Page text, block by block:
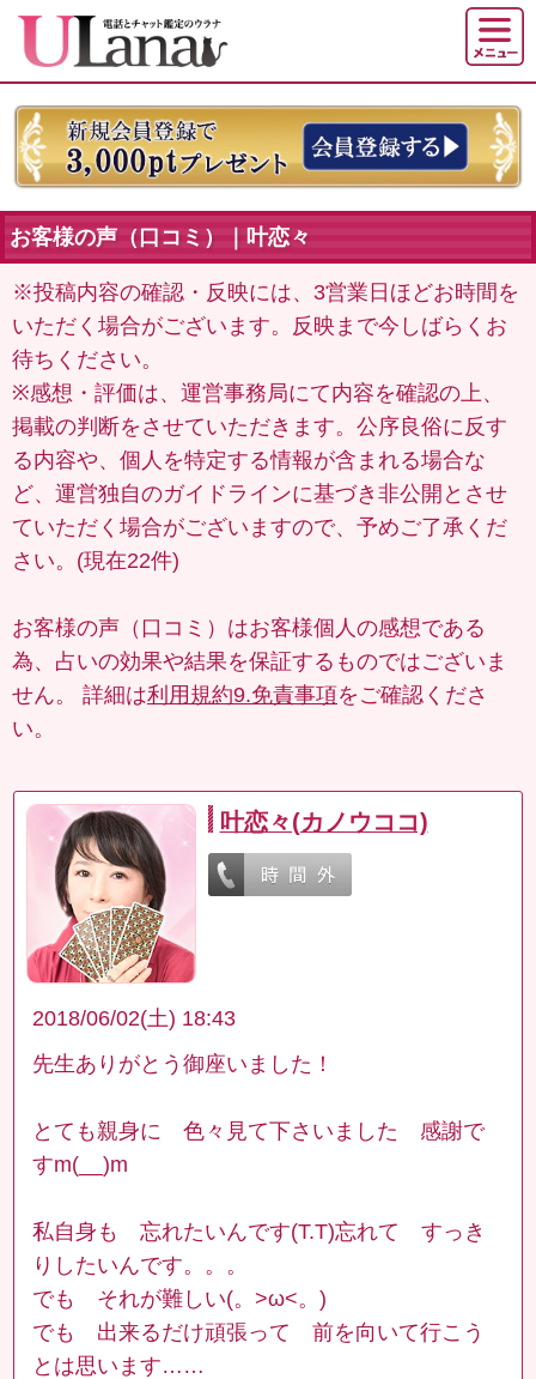
お客様の声（口コミ）｜叶恋々
※投稿内容の確認・反映には、3営業日ほどお時間を
いただく場合がございます。反映まで今しばらくお
待ちください。
※感想・評価は、運営事務局にて内容を確認の上、
掲載の判断をさせていただきます。公序良俗に反す
る内容や、個人を特定する情報が含まれる場合な
ど、運営独自のガイドラインに基づき非公開とさせ
ていただく場合がございますので、予めご了承くだ
さい。(現在22件)
お客様の声（口コミ）はお客様個人の感想である
為、占いの効果や結果を保証するものではございま
せん。 詳細は利用規約9.免責事項をご確認くださ
い。
叶恋々(カノウココ)
2018/06/02(土) 18:43
先生ありがとう御座いました！
とても親身に 色々見て下さいました 感謝で
すm(__)m
私自身も 忘れたいんです(T.T)忘れて すっき
りしたいんです。。。
でも それが難しい(。>ω<。)
でも 出来るだけ頑張って 前を向いて行こう
とは思います……